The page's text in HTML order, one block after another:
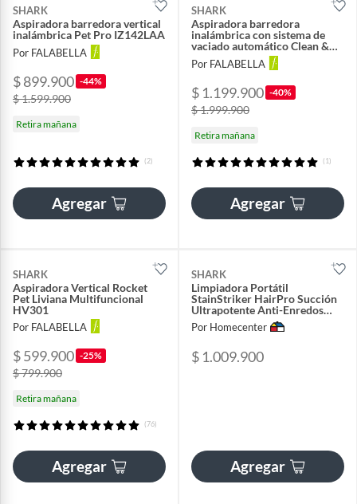
SHARK
Aspiradora barredora vertical
inalámbrica Pet Pro IZ142LAA
Por FALABELLA
$ 899.900 -44%
$ 1.599.900
Retira mañana
(2)
Agregar
SHARK
Aspiradora barredora
inalámbrica con sistema de
vaciado automático Clean &
Empty BU3120
Por FALABELLA
$ 1.199.900 -40%
$ 1.999.900
Retira mañana
(1)
Agregar
SHARK
Aspiradora Vertical Rocket
Pet Liviana Multifuncional
HV301
Por FALABELLA
$ 599.900 -25%
$ 799.900
Retira mañana
(76)
Agregar
SHARK
Limpiadora Portátil
StainStriker HairPro Succión
Ultrapotente Anti-Enredos
Mascotas
Por Homecenter
$ 1.009.900
Agregar